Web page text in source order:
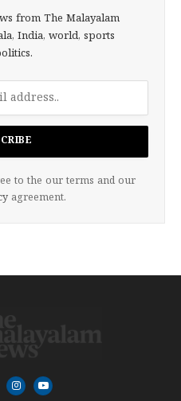
from The Malayalam
India, world, sports
to the our terms and our
agreement.
InstagramYouTube